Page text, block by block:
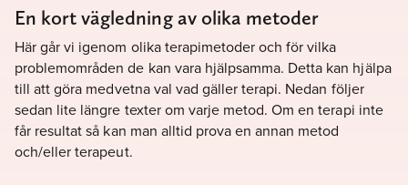
En kort vägledning av olika metoder
Här går vi igenom olika terapimetoder och för vilka
problemområden de kan vara hjälpsamma. Detta kan hjälpa
till att göra medvetna val vad gäller terapi. Nedan följer
sedan lite längre texter om varje metod. Om en terapi inte
får resultat så kan man alltid prova en annan metod
och/eller terapeut.